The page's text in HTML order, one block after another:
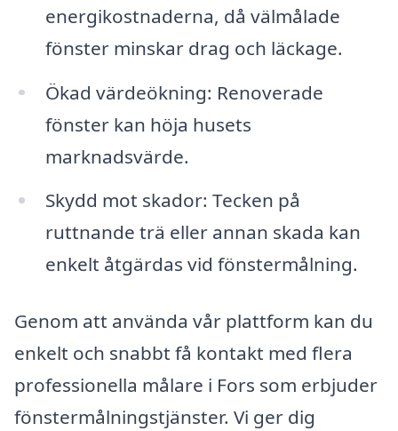
energikostnaderna, då välmålade
fönster minskar drag och läckage.
Ökad värdeökning: Renoverade
fönster kan höja husets
marknadsvärde.
Skydd mot skador: Tecken på
ruttnande trä eller annan skada kan
enkelt åtgärdas vid fönstermålning.
Genom att använda vår plattform kan du
enkelt och snabbt få kontakt med flera
professionella målare i Fors som erbjuder
fönstermålningstjänster. Vi ger dig